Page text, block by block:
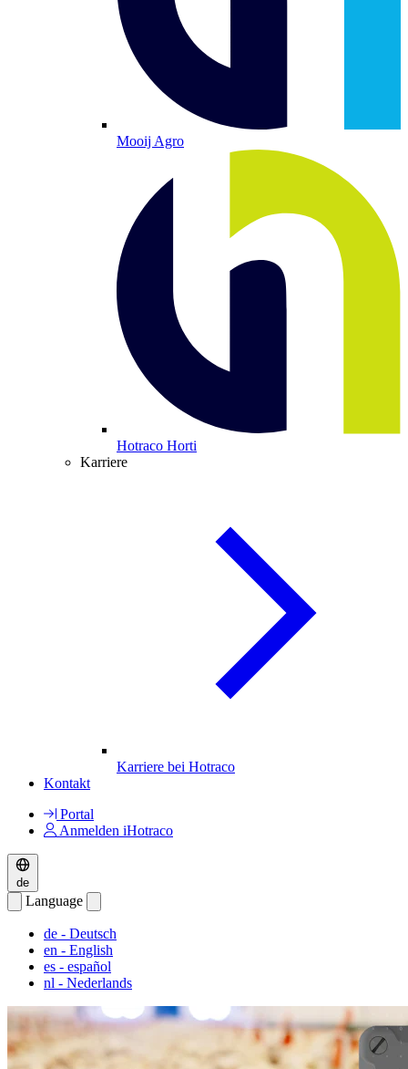
Mooij Agro
Hotraco Horti
Karriere
Karriere bei Hotraco
Kontakt
Portal
Anmelden iHotraco
de
Language
de - Deutsch
en - English
es - español
nl - Nederlands